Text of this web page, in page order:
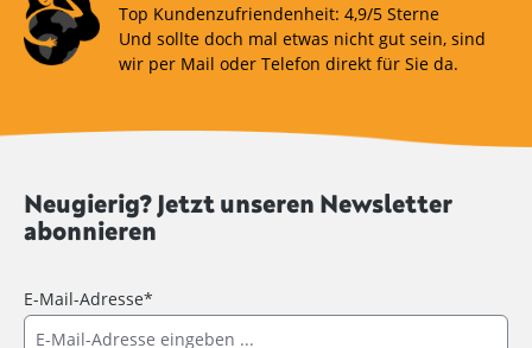
Top Kundenzufriendenheit: 4,9/5 Sterne
Und sollte doch mal etwas nicht gut sein, sind
wir per Mail oder Telefon direkt für Sie da.
Neugierig? Jetzt unseren Newsletter
abonnieren
E-Mail-Adresse*